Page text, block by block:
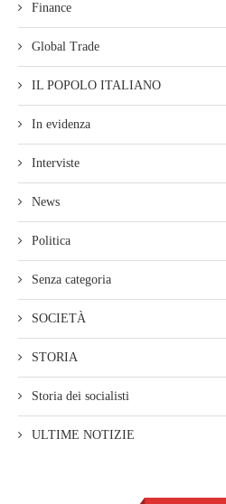
Finance
Global Trade
IL POPOLO ITALIANO
In evidenza
Interviste
News
Politica
Senza categoria
SOCIETÀ
STORIA
Storia dei socialisti
ULTIME NOTIZIE